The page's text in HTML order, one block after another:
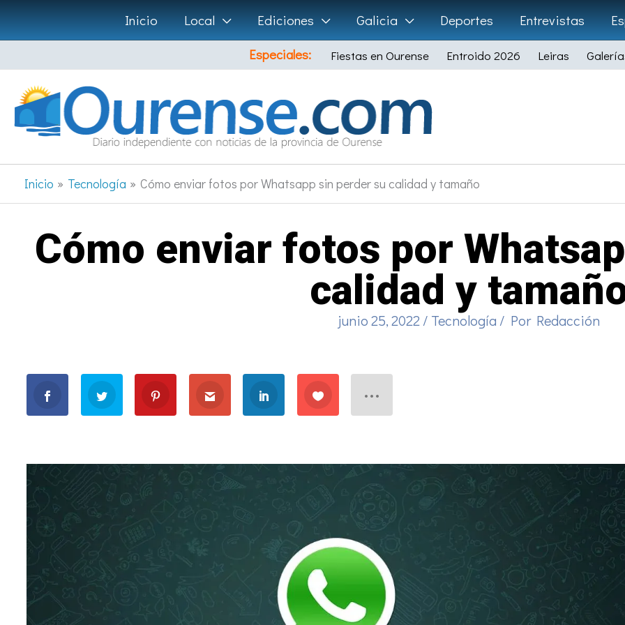
Ir
al
contenido
Inicio Local Ediciones Galicia Deportes Entrevistas
Especiales:
Fiestas en Ourense Entroido 2026 Leiras
Inicio Tecnología Cómo enviar fotos por Whatsapp sin perder su calidad y tamaño
Cómo enviar fotos por
calidad y
junio 25, 2022/ Tecnología / Por Redacción